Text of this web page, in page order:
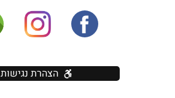
הצהרת נגישות